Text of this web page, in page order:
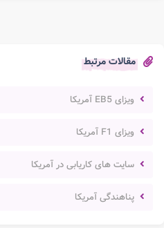
مقالات مرتبط
ویزای EB5 آمریکا
ویزای F1 آمریکا
سایت های کاریابی در آمریکا
پناهندگی آمریکا